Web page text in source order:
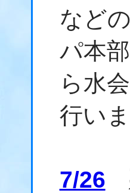
など
パ本
ら水
行い
7/26